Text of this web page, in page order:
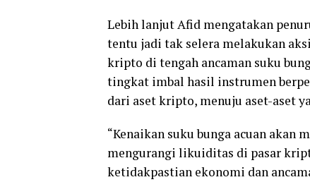
Lebih lanjut Afid mengatakan
tentu jadi tak selera melakukan
kripto di tengah ancaman suku
tingkat imbal hasil instrumen
dari aset kripto, menuju aset-aset
“Kenaikan suku bunga acuan akan
mengurangi likuiditas di pasar
ketidakpastian ekonomi dan